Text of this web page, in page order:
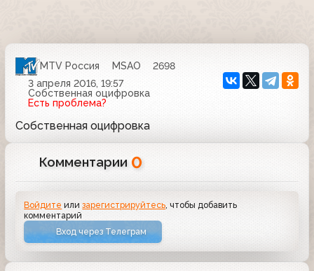
MTV Россия MSAO
2698
3 апреля 2016, 19:57
Собственная оцифровка
Есть проблема?
Собственная оцифровка
Комментарии 0
Войдите илизарегистрируйтесь , чтобы добавить
комментарий
Вход через Телеграм